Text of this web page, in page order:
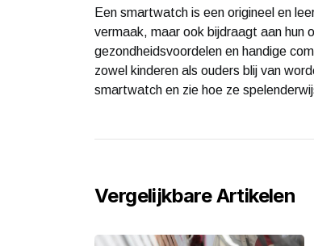
Een smartwatch is een origineel en
vermaak, maar ook bijdraagt aan hun
gezondheidsvoordelen en handige
zowel kinderen als ouders blij van
smartwatch en zie hoe ze
Vergelijkbare Artikelen